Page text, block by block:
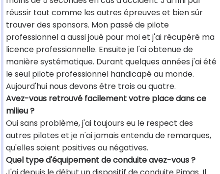
réussir tout comme les autres épreuves et bien sûr
trouver des sponsors. Mon passé de pilote
professionnel a aussi joué pour moi et j'ai récupéré ma
licence professionnelle. Ensuite je l'ai obtenue de
manière systématique. Durant quelques années j'ai été
le seul pilote professionnel handicapé au monde.
Aujourd'hui nous devons être trois ou quatre.
Avez-vous retrouvé facilement votre place dans ce
milieu ?
Oui sans problème, j'ai toujours eu le respect des
autres pilotes et je n'ai jamais entendu de remarques,
qu'elles soient positives ou négatives.
Quel type d'équipement de conduite avez-vous ?